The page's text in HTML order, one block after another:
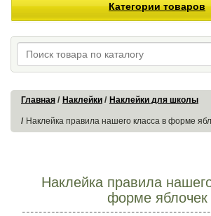
Категории товаров
Главная Наклейки Наклейки для школы
Наклейка правила нашего класса в форме
Наклейка правила
форме яблочек